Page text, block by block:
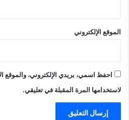
الموقع الإلكتروني
احفظ اسمي، بريدي الإلكتروني، والموقع
لاستخدامها المرة المقبلة في تعليقي.